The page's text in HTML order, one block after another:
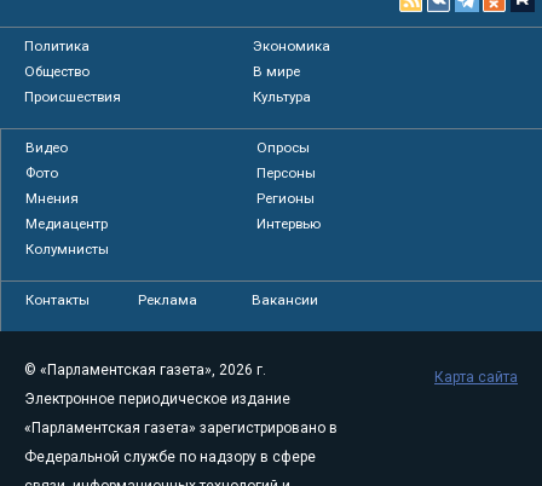
Политика
Экономика
Общество
В мире
Происшествия
Культура
Видео
Опросы
Фото
Персоны
Мнения
Регионы
Медиацентр
Интервью
Колумнисты
Контакты Реклама Вакансии
© «Парламентская газета», 2026 г.
Электронное периодическое издание
«Парламентская газета» зарегистрировано в
Федеральной службе по надзору в сфере
Карта сайта